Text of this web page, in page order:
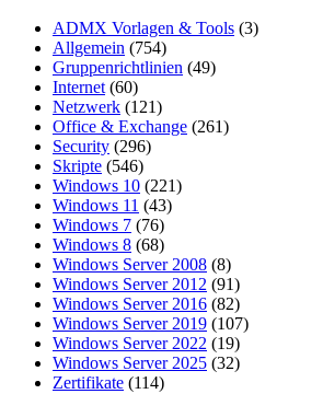
ADMX Vorlagen & Tools (3)
Allgemein (754)
Gruppenrichtlinien (49)
Internet (60)
Netzwerk (121)
Office & Exchange (261)
Security (296)
Skripte (546)
Windows 10 (221)
Windows 11 (43)
Windows 7 (76)
Windows 8 (68)
Windows Server 2008 (8)
Windows Server 2012 (91)
Windows Server 2016 (82)
Windows Server 2019 (107)
Windows Server 2022 (19)
Windows Server 2025 (32)
Zertifikate (114)